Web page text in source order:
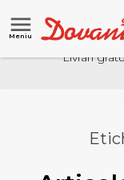
Meniu
Livrari